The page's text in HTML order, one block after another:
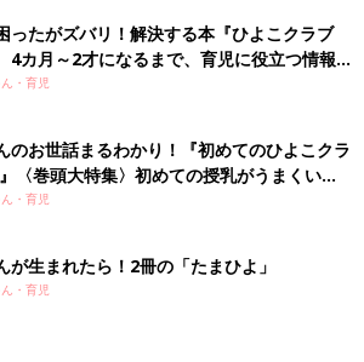
食べにくい食材の代表で、苦手な赤ちゃん
強いはせず、日にちをあけてから試してみ
になることも。「苦手なもの」と決めつけ
とはせず、時にはスープやチャーハン、雑
せみて。
び食べしたりで、30分もかかってしまい
Ｋ。椅子から離れたら「ごちそうさま」
度なら、問題ないでしょう。ただし、椅子
たり、食べ物やスプーンを投げたりした
ったがズバリ！解決する本『ひよこクラブ
カ月～2才になるまで、育児に役立つ情報が
！
・育児
のお世話まるわかり！『初めてのひよこクラ
〈巻頭大特集〉初めての授乳がうまくい
ぱい・ミルクの基本と夏のトラブル 解決テ
・育児
が生まれたら！2冊の「たまひよ」
・育児